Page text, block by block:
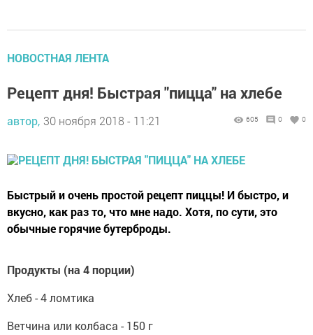
НОВОСТНАЯ ЛЕНТА
Рецепт дня! Быстрая "пицца" на хлебе
автор, 30 ноября 2018 - 11:21 605 0 0
Быстрый и очень простой рецепт пиццы! И быстро, и
вкусно, как раз то, что мне надо. Хотя, по сути, это
обычные горячие бутерброды.
Продукты (на 4 порции)
Хлеб - 4 ломтика
Ветчина или колбаса - 150 г